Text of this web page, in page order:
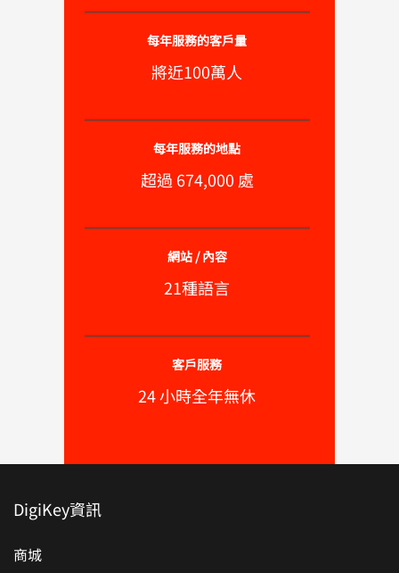
每年服務的客戶量
將近100萬人
每年服務的地點
超過 674,000 處
網站 / 內容
21種語言
客戶服務
24 小時全年無休
DigiKey資訊
商城